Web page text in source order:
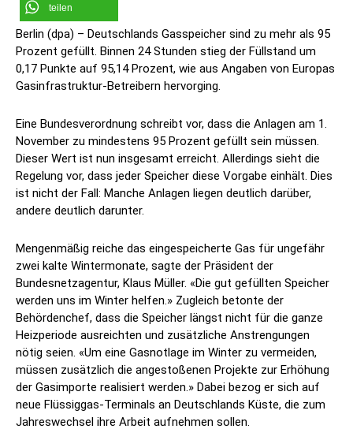
teilen
Berlin (dpa) – Deutschlands Gasspeicher sind zu mehr als 95
Prozent gefüllt. Binnen 24 Stunden stieg der Füllstand um
0,17 Punkte auf 95,14 Prozent, wie aus Angaben von Europas
Gasinfrastruktur-Betreibern hervorging.
Eine Bundesverordnung schreibt vor, dass die Anlagen am 1.
November zu mindestens 95 Prozent gefüllt sein müssen.
Dieser Wert ist nun insgesamt erreicht. Allerdings sieht die
Regelung vor, dass jeder Speicher diese Vorgabe einhält. Dies
ist nicht der Fall: Manche Anlagen liegen deutlich darüber,
andere deutlich darunter.
Mengenmäßig reiche das eingespeicherte Gas für ungefähr
zwei kalte Wintermonate, sagte der Präsident der
Bundesnetzagentur, Klaus Müller. «Die gut gefüllten Speicher
werden uns im Winter helfen.» Zugleich betonte der
Behördenchef, dass die Speicher längst nicht für die ganze
Heizperiode ausreichten und zusätzliche Anstrengungen
nötig seien. «Um eine Gasnotlage im Winter zu vermeiden,
müssen zusätzlich die angestoßenen Projekte zur Erhöhung
der Gasimporte realisiert werden.» Dabei bezog er sich auf
neue Flüssiggas-Terminals an Deutschlands Küste, die zum
Jahreswechsel ihre Arbeit aufnehmen sollen.